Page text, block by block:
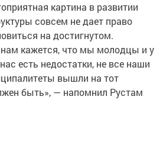
картина в развитии
совсем не дает право
на достигнутом.
кажется, что мы молодцы и у
есть недостатки, не все наши
вышли на тот
быть», — напомнил Рустам